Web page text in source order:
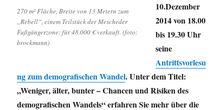
270 m² Fläche, Breite von 13 Metern zum
„Rebell“, einem Teilstück der Mescheder
Fußgängerzone: für 48.000 € verkauft. (foto:
brockmann)
10.Dezember
2014 von 18.00
bis 19.30 Uhr
seine
Antrittsvorlesu
ng zum demografischen Wandel. Unter dem Titel:
„Weniger, älter, bunter – Chancen und Risiken des
demografischen Wandels“ erfahren Sie mehr über die